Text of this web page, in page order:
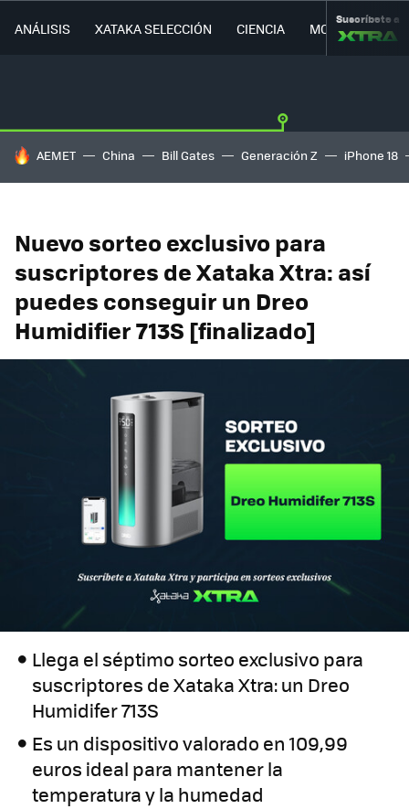
ANÁLISIS XATAKA SELECCIÓN CIENCIA MOVILIDAD
Suscríbete a
HOY SE HABLA DE
AEMET China Bill Gates Generación Z iPhone 18
Nuevo sorteo exclusivo para
suscriptores de Xataka Xtra: así
puedes conseguir un Dreo
Humidifier 713S [finalizado]
Llega el séptimo sorteo exclusivo para
suscriptores de Xataka Xtra: un Dreo
Humidifer 713S
Es un dispositivo valorado en 109,99
euros ideal para mantener la
temperatura y la humedad